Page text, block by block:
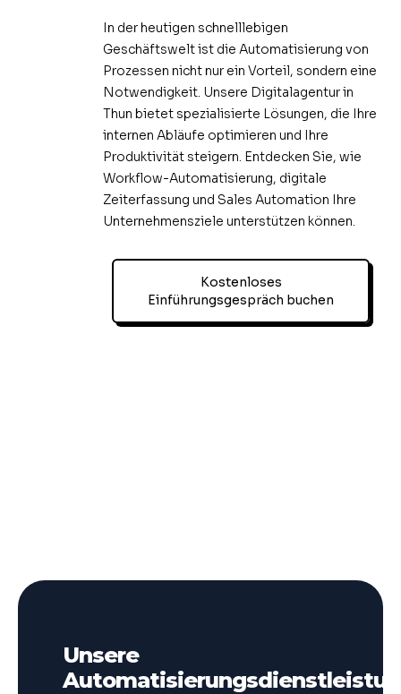
In der heutigen schnelllebigen
Geschäftswelt ist die Automatisierung von
Prozessen nicht nur ein Vorteil, sondern eine
Notwendigkeit. Unsere Digitalagentur in
Thun bietet spezialisierte Lösungen, die Ihre
internen Abläufe optimieren und Ihre
Produktivität steigern. Entdecken Sie, wie
Workflow-Automatisierung, digitale
Zeiterfassung und Sales Automation Ihre
Unternehmensziele unterstützen können.
Kostenloses
Einführungsgespräch buchen
Unsere